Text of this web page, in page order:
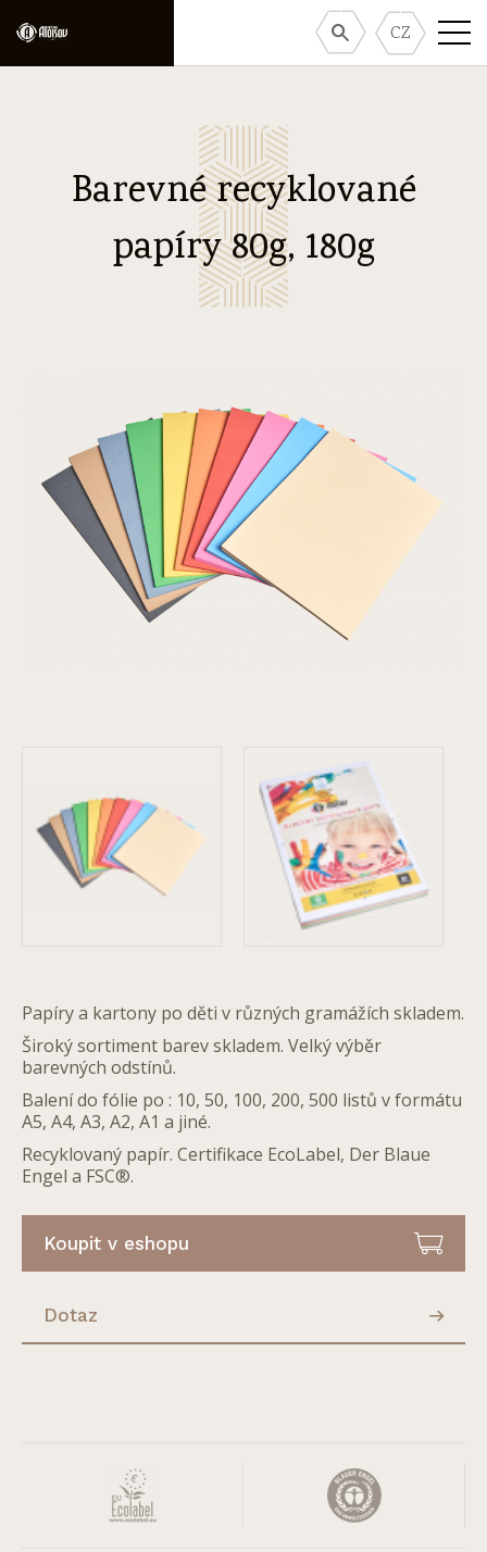
CZ
Barevné recyklované
papíry 80g, 180g
Papíry a kartony po děti v různých gramážích skladem.
Široký sortiment barev skladem. Velký výběr
barevných odstínů.
Balení do fólie po : 10, 50, 100, 200, 500 listů v formátu
A5, A4, A3, A2, A1 a jiné.
Recyklovaný papír. Certifikace EcoLabel, Der Blaue
Engel a FSC®.
Koupit v eshopu
Dotaz